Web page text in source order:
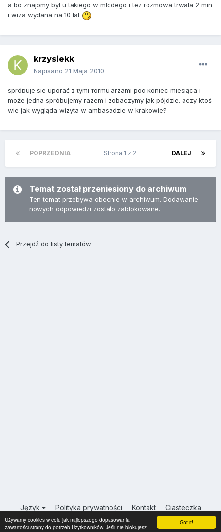
Got it!
Używamy cookies w celu jak najlepszego dopasowania
zawartości strony do potrzeb Użytkowników. Jeśli nie blokujesz
a bo znajomy byl u takiego w mlodego i tez rozmowa trwala 2 min
i wiza wydana na 10 lat
krzysiekk
Napisano 21 Maja 2010
spróbuje sie uporać z tymi formularzami pod koniec miesiąca i
może jedna spróbujemy razem i zobaczymy jak pójdzie. aczy ktoś
wie jak wygląda wizyta w ambasadzie w krakowie?
POPRZEDNIA DALEJ
Strona 1 z 2
Temat został przeniesiony do archiwum
Ten temat przebywa obecnie w archiwum. Dodawanie
nowych odpowiedzi zostało zablokowane.
Przejdź do listy tematów
Język Polityka prywatności Kontakt Ciasteczka
USA.INFO.PL
Powered by Invision Community